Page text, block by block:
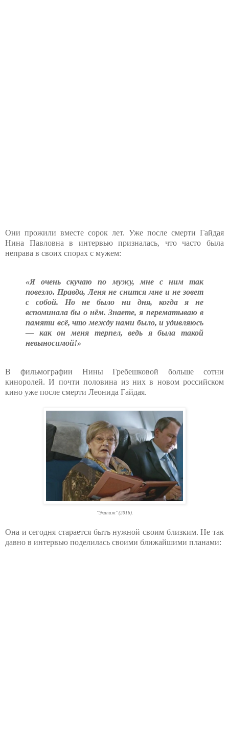
Они прожили вместе сорок лет. Уже после смерти Гайдая
Нина Павловна в интервью призналась, что часто была
неправа в своих спорах с мужем:
«Я очень скучаю по мужу, мне с ним так
повезло. Правда, Леня не снится мне и не зовет
с собой. Но не было ни дня, когда я не
вспоминала бы о нём. Знаете, я перематываю в
памяти всё, что между нами было, и удивляюсь
— как он меня терпел, ведь я была такой
невыносимой!»
В фильмографии Нины Гребешковой больше сотни
киноролей. И почти половина из них в новом российском
кино уже после смерти Леонида Гайдая.
"Экипаж" (2016).
Она и сегодня старается быть нужной своим близким. Не так
давно в интервью поделилась своими ближайшими планами: